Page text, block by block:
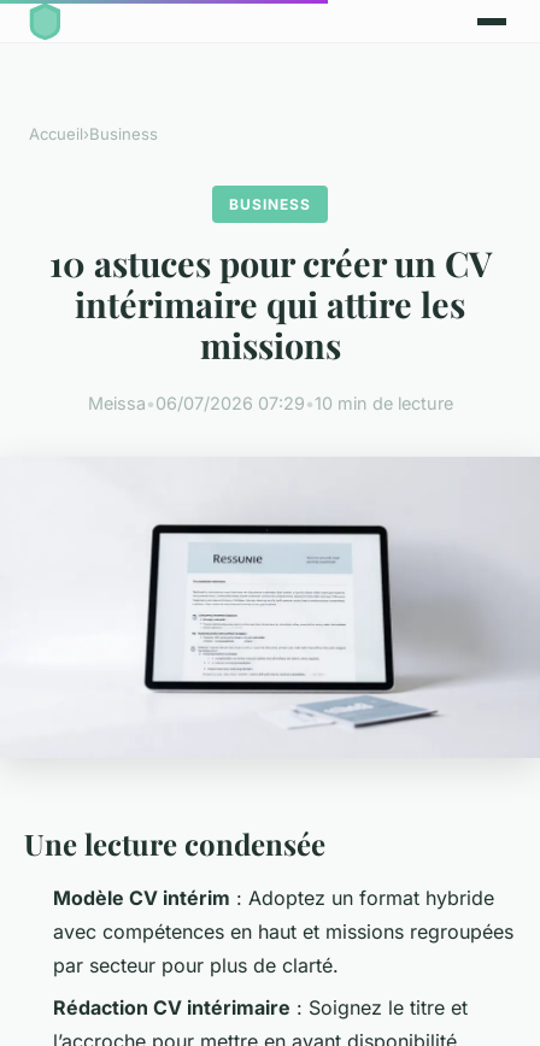
Accueil›Business
BUSINESS
10 astuces pour créer un CV
intérimaire qui attire les
missions
Meissa•06/07/2026 07:29•10 min de lecture
Une lecture condensée
Modèle CV intérim : Adoptez un format hybride
avec compétences en haut et missions regroupées
par secteur pour plus de clarté.
Rédaction CV intérimaire : Soignez le titre et
l’accroche pour mettre en avant disponibilité,